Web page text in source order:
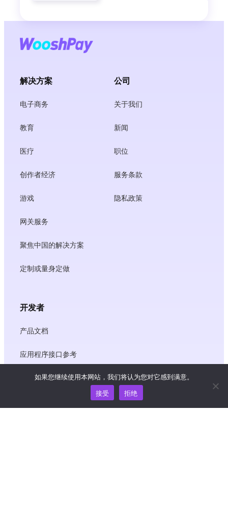
解决方案
电子商务
教育
医疗
创作者经济
游戏
网关服务
聚焦中国的解决方案
定制或量身定做
公司
关于我们
新闻
职位
服务条款
隐私政策
开发者
产品文档
应用程序接口参考
JS SDK 参考资料
如果您继续使用本网站，我们将认为您对它感到满意。
接受
拒绝